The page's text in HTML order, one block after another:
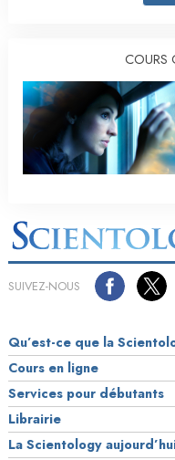
COURS
SUIVEZ-NOUS
Qu’est-ce que la
Cours en ligne
Services pour débutants
Librairie
La Scientology